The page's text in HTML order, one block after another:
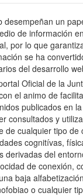
desempeñan un
de información
por lo que
se ha
del desarrollo
Oficial de la
el animo de
publicados en
consultados y
de cualquier tipo de
cognitívas,
derivadas del
de conexión,
baja
o cualquier